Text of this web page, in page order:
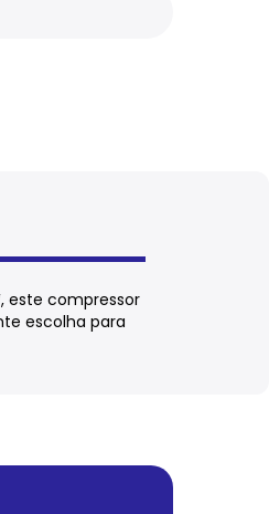
este compressor
escolha para